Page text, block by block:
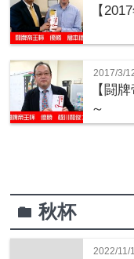
【
2017/3/
【闘
～
folder秋杯
2022/11/